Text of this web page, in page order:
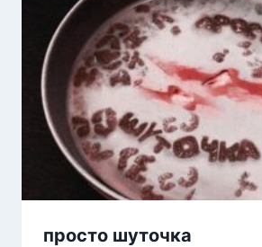
просто шуточка